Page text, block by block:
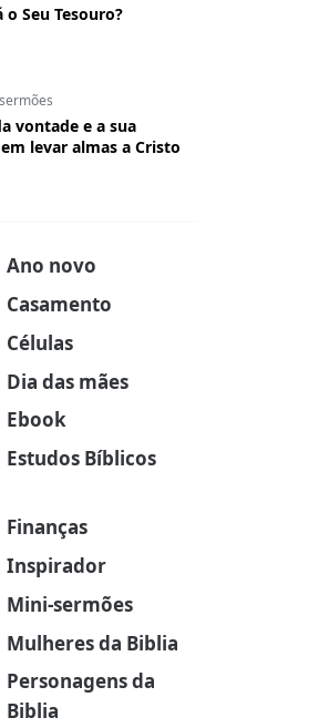
o Seu Tesouro?
vontade e a sua
levar almas a Cristo
Ano novo
Casamento
Células
Dia das mães
Ebook
Estudos Bíblicos
Finanças
Inspirador
Mini-sermões
Mulheres da Biblia
Personagens da
Biblia